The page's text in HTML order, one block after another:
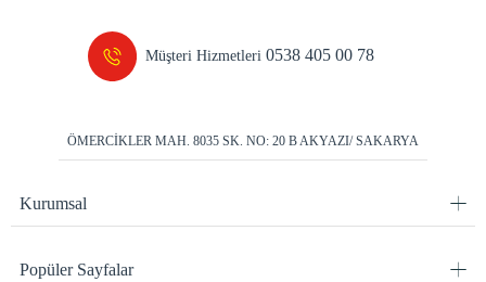
Müşteri Hizmetleri0538 405 00 78
ÖMERCİKLER MAH. 8035 SK. NO: 20 B AKYAZI/ SAKARYA
Kurumsal
Popüler Sayfalar